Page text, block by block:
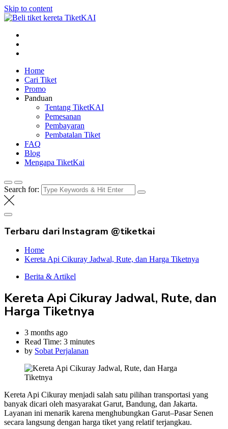
Skip to content
Beli tiket kereta api online
Home
Cari Tiket
Promo
Panduan
Tentang TiketKAI
Pemesanan
Pembayaran
Pembatalan Tiket
FAQ
Blog
Mengapa TiketKai
Search for:
Terbaru dari Instagram @tiketkai
Home
Kereta Api Cikuray Jadwal, Rute, dan Harga Tiketnya
Berita & Artikel
Kereta Api Cikuray Jadwal, Rute, dan
Harga Tiketnya
3 months ago
Read Time: 3 minutes
by Sobat Perjalanan
Kereta Api Cikuray menjadi salah satu pilihan transportasi yang
banyak dicari oleh masyarakat Garut, Bandung, dan Jakarta.
Layanan ini menarik karena menghubungkan Garut–Pasar Senen
secara langsung dengan harga tiket yang relatif terjangkau.